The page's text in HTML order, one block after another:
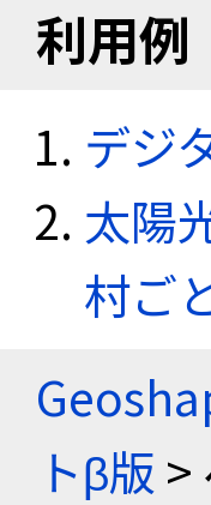
利用例
デジ
太陽
村ご
トβ版 >